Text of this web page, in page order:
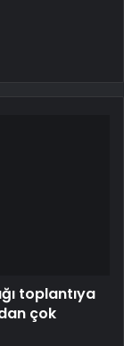
toplantıya
çok